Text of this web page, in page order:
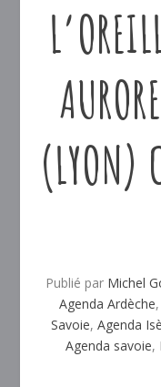
(LYON)
Publié par Michel
Agenda Ardèche,
Savoie, Agenda
Agenda savoie,